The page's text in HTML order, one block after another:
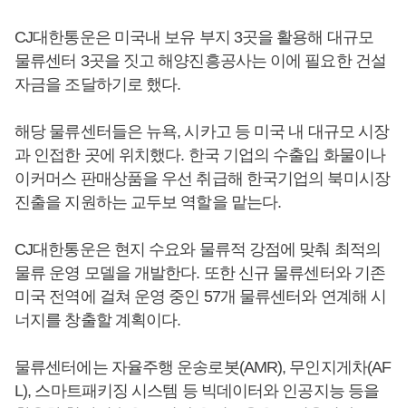
CJ대한통운은 미국내 보유 부지 3곳을 활용해 대규모
물류센터 3곳을 짓고 해양진흥공사는 이에 필요한 건설
자금을 조달하기로 했다.
해당 물류센터들은 뉴욕, 시카고 등 미국 내 대규모 시장
과 인접한 곳에 위치했다. 한국 기업의 수출입 화물이나
이커머스 판매상품을 우선 취급해 한국기업의 북미시장
진출을 지원하는 교두보 역할을 맡는다.
CJ대한통운은 현지 수요와 물류적 강점에 맞춰 최적의
물류 운영 모델을 개발한다. 또한 신규 물류센터와 기존
미국 전역에 걸쳐 운영 중인 57개 물류센터와 연계해 시
너지를 창출할 계획이다.
물류센터에는 자율주행 운송로봇(AMR), 무인지게차(AF
L), 스마트패키징 시스템 등 빅데이터와 인공지능 등을